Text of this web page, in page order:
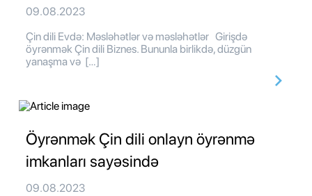
09.08.2023
Çin dili Evdə: Məsləhətlər və məsləhətlər Girişdə
öyrənmək Çin dili Biznes. Bununla birlikdə, düzgün
yanaşma və […]
Öyrənmək Çin dili onlayn öyrənmə
imkanları sayəsində
09.08.2023